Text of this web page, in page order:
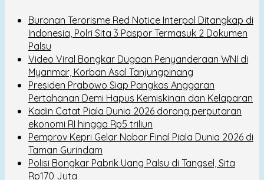
Buronan Terorisme Red Notice Interpol Ditangkap di
Indonesia, Polri Sita 3 Paspor Termasuk 2 Dokumen
Palsu
Video Viral Bongkar Dugaan Penyanderaan WNI di
Myanmar, Korban Asal Tanjungpinang
Presiden Prabowo Siap Pangkas Anggaran
Pertahanan Demi Hapus Kemiskinan dan Kelaparan
Kadin Catat Piala Dunia 2026 dorong perputaran
ekonomi RI hingga Rp5 triliun
Pemprov Kepri Gelar Nobar Final Piala Dunia 2026 di
Taman Gurindam
Polisi Bongkar Pabrik Uang Palsu di Tangsel, Sita
Rp170 Juta